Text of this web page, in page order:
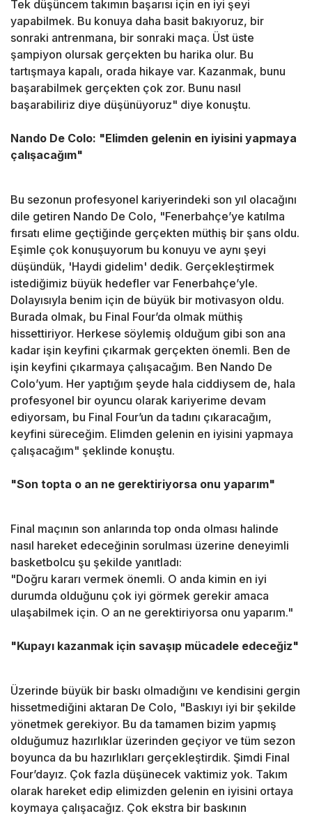
Tek düşüncem takımın başarısı için en iyi şeyi
yapabilmek. Bu konuya daha basit bakıyoruz, bir
sonraki antrenmana, bir sonraki maça. Üst üste
şampiyon olursak gerçekten bu harika olur. Bu
tartışmaya kapalı, orada hikaye var. Kazanmak, bunu
başarabilmek gerçekten çok zor. Bunu nasıl
başarabiliriz diye düşünüyoruz" diye konuştu.
Nando De Colo: "Elimden gelenin en iyisini yapmaya
çalışacağım"
Bu sezonun profesyonel kariyerindeki son yıl olacağını
dile getiren Nando De Colo, "Fenerbahçe’ye katılma
fırsatı elime geçtiğinde gerçekten müthiş bir şans oldu.
Eşimle çok konuşuyorum bu konuyu ve aynı şeyi
düşündük, 'Haydi gidelim' dedik. Gerçekleştirmek
istediğimiz büyük hedefler var Fenerbahçe’yle.
Dolayısıyla benim için de büyük bir motivasyon oldu.
Burada olmak, bu Final Four’da olmak müthiş
hissettiriyor. Herkese söylemiş olduğum gibi son ana
kadar işin keyfini çıkarmak gerçekten önemli. Ben de
işin keyfini çıkarmaya çalışacağım. Ben Nando De
Colo’yum. Her yaptığım şeyde hala ciddiysem de, hala
profesyonel bir oyuncu olarak kariyerime devam
ediyorsam, bu Final Four’un da tadını çıkaracağım,
keyfini süreceğim. Elimden gelenin en iyisini yapmaya
çalışacağım" şeklinde konuştu.
"Son topta o an ne gerektiriyorsa onu yaparım"
Final maçının son anlarında top onda olması halinde
nasıl hareket edeceğinin sorulması üzerine deneyimli
basketbolcu şu şekilde yanıtladı:
"Doğru kararı vermek önemli. O anda kimin en iyi
durumda olduğunu çok iyi görmek gerekir amaca
ulaşabilmek için. O an ne gerektiriyorsa onu yaparım."
"Kupayı kazanmak için savaşıp mücadele edeceğiz"
Üzerinde büyük bir baskı olmadığını ve kendisini gergin
hissetmediğini aktaran De Colo, "Baskıyı iyi bir şekilde
yönetmek gerekiyor. Bu da tamamen bizim yapmış
olduğumuz hazırlıklar üzerinden geçiyor ve tüm sezon
boyunca da bu hazırlıkları gerçekleştirdik. Şimdi Final
Four’dayız. Çok fazla düşünecek vaktimiz yok. Takım
olarak hareket edip elimizden gelenin en iyisini ortaya
koymaya çalışacağız. Çok ekstra bir baskının